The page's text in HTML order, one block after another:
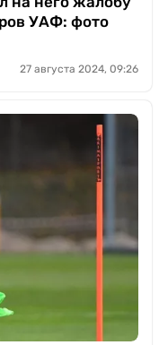
УАФ: фото
27 августа 2024, 09:26